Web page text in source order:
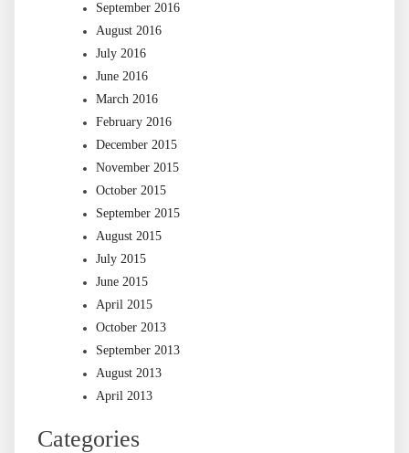
September 2016
August 2016
July 2016
June 2016
March 2016
February 2016
December 2015
November 2015
October 2015
September 2015
August 2015
July 2015
June 2015
April 2015
October 2013
September 2013
August 2013
April 2013
Categories